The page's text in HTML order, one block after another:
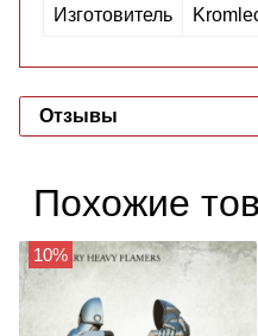
Изготовитель
Отзывы
Похожие
10%